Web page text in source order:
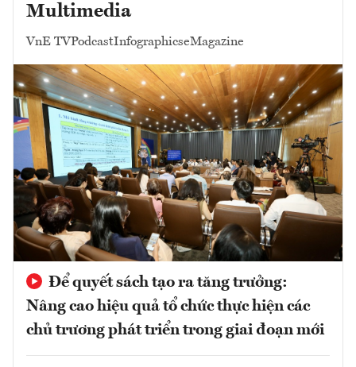
Multimedia
VnE TVPodcastInfographicseMagazine
Để quyết sách tạo ra tăng trưởng:
Nâng cao hiệu quả tổ chức thực hiện các
chủ trương phát triển trong giai đoạn mới